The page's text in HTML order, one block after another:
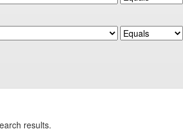
results.